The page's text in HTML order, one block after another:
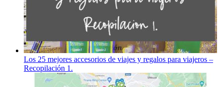
Los 25 mejores accesorios de viajes y regalos para viajeros –
Recopilación 1.